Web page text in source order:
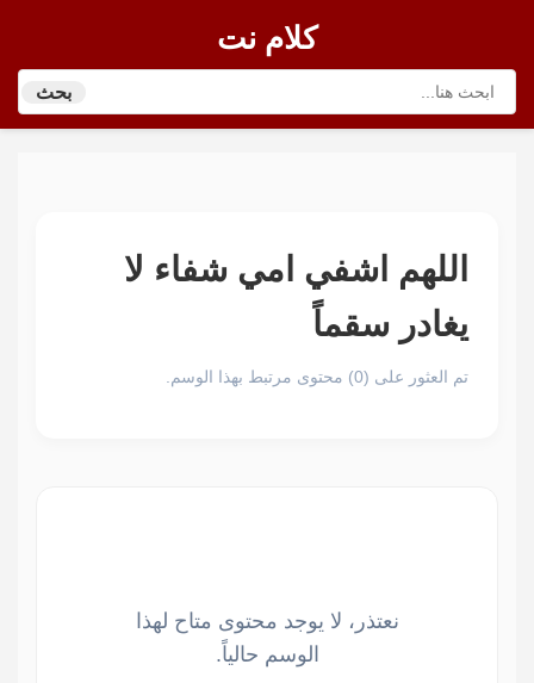
كلام نت
بحث
اللهم اشفي امي شفاء لا
يغادر سقماً
تم العثور على (0) محتوى مرتبط بهذا الوسم.
نعتذر، لا يوجد محتوى متاح لهذا
الوسم حالياً.